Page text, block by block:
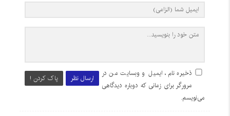
ارسال نظر پاک کردن !
ذخیره نام، ایمیل و وبسایت من در
مرورگر برای زمانی که دوباره دیدگاهی
می‌نویسم.